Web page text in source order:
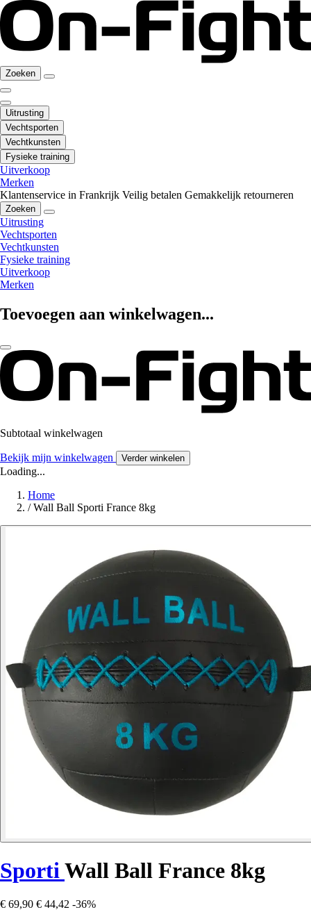
Zoeken
Uitrusting
Vechtsporten
Vechtkunsten
Fysieke training
Uitverkoop
Merken
Klantenservice in Frankrijk Veilig betalen Gemakkelijk retourneren
Zoeken
Uitrusting
Vechtsporten
Vechtkunsten
Fysieke training
Uitverkoop
Merken
Toevoegen aan winkelwagen...
Subtotaal winkelwagen
Bekijk mijn winkelwagen Verder winkelen
Loading...
Home
/ Wall Ball Sporti France 8kg
Sporti Wall Ball France 8kg
€ 69,90 € 44,42 -36%